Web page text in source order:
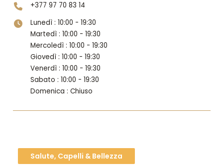
+377 97 70 83 14
Lunedì : 10:00 - 19:30
Martedì : 10:00 - 19:30
Mercoledì : 10:00 - 19:30
Giovedì : 10:00 - 19:30
Venerdì : 10:00 - 19:30
Sabato : 10:00 - 19:30
Domenica : Chiuso
Salute, Capelli & Bellezza